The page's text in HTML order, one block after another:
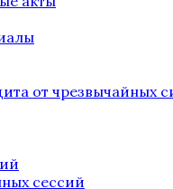
от чрезвычайных
сессий